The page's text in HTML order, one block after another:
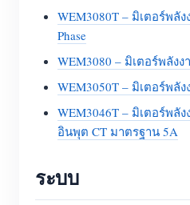
WEM3080T – มิเตอร์พลั
Phase
WEM3080 – มิเตอร์พลังง
WEM3050T – มิเตอร์พลั
WEM3046T – มิเตอร์พลั
อินพุต CT มาตรฐาน 5A
ระบบ